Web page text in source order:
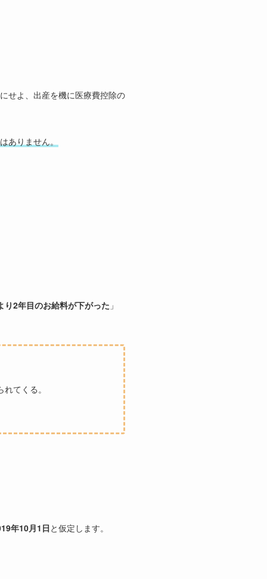
せよ、出産を機に医療費控除の
ありません。
り2年目のお給料が下がった 」
てくる。
年10月1日 と仮定します。